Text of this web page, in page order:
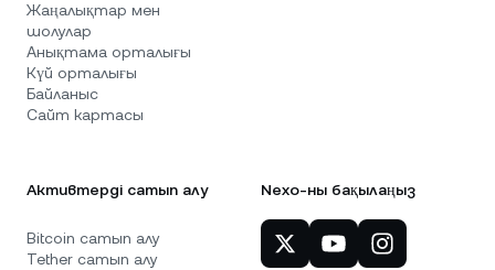
Жаңалықтар мен
шолулар
Анықтама орталығы
Күй орталығы
Байланыс
Сайт картасы
Активтерді сатып алу
Bitcoin сатып алу
Tether сатып алу
Nexo-ны бақылаңыз